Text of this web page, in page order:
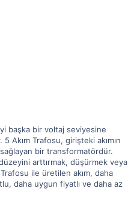
başka bir voltaj seviyesine
Akım Trafosu, girişteki akımın
bir transformatördür.
arttırmak, düşürmek veya
ile üretilen akım, daha
daha uygun fiyatlı ve daha az